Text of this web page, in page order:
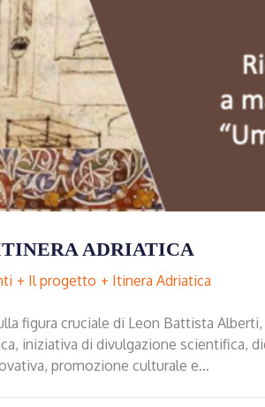
ADRIATICA
Il progetto Itinera Adriatica
figura cruciale di Leon Battista
iniziativa di divulgazione scientifica,
promozione culturale e…